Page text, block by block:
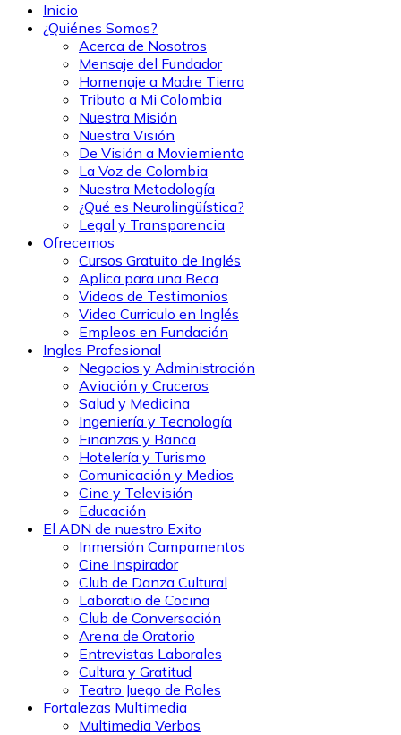
Inicio
¿Quiénes Somos?
Acerca de Nosotros
Mensaje del Fundador
Homenaje a Madre Tierra
Tributo a Mi Colombia
Nuestra Misión
Nuestra Visión
De Visión a Moviemiento
La Voz de Colombia
Nuestra Metodología
¿Qué es Neurolingüística?
Legal y Transparencia
Ofrecemos
Cursos Gratuito de Inglés
Aplica para una Beca
Videos de Testimonios
Video Curriculo en Inglés
Empleos en Fundación
Ingles Profesional
Negocios y Administración
Aviación y Cruceros
Salud y Medicina
Ingeniería y Tecnología
Finanzas y Banca
Hotelería y Turismo
Comunicación y Medios
Cine y Televisión
Educación
El ADN de nuestro Exito
Inmersión Campamentos
Cine Inspirador
Club de Danza Cultural
Laboratio de Cocina
Club de Conversación
Arena de Oratorio
Entrevistas Laborales
Cultura y Gratitud
Teatro Juego de Roles
Fortalezas Multimedia
Multimedia Verbos